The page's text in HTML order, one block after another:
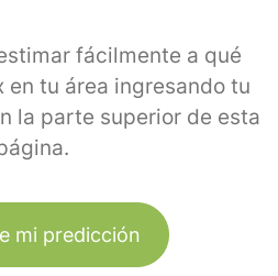
fácilmente a qué
en tu área ingresando tu
la parte superior de esta
mi predicción